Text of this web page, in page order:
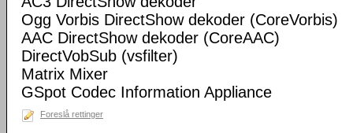
Ogg Vorbis DirectShow dekoder (CoreVorbis)
AAC DirectShow dekoder (CoreAAC)
DirectVobSub (vsfilter)
Matrix Mixer
GSpot Codec Information Appliance
Foreslå rettinger